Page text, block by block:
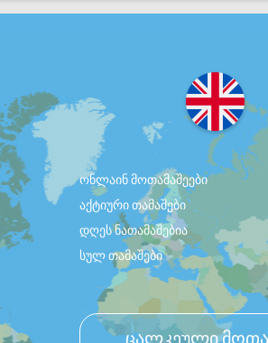
ონლაინ მოთამაშეები
აქტიური თამაშები
დღეს ნათამაშებია
სულ თამაშები
ცალკეული